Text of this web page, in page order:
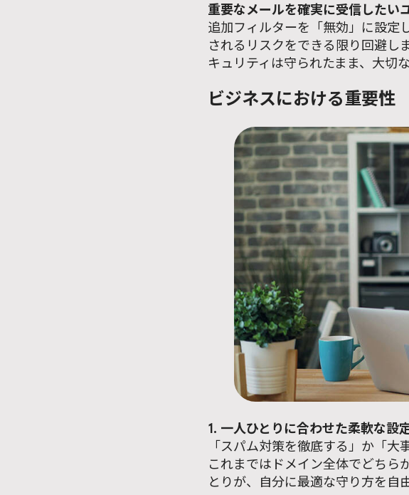
重要なメールを確実に受信したい
追加フィルターを「無効」に設定
されるリスクをできる限り回避し
キュリティは守られたまま、大切
ビジネスにおける重要性
1. 一人ひとりに合わせた柔軟な設
「スパム対策を徹底する」か「大
これまではドメイン全体でどちら
とりが、自分に最適な守り方を自